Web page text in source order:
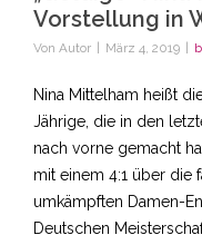
Vorstellung in
Von Autor März 4, 2019
Nina Mittelham heißt
Jährige, die in den
nach vorne gemacht
mit einem 4:1 über die
umkämpften Damen-
Deutschen